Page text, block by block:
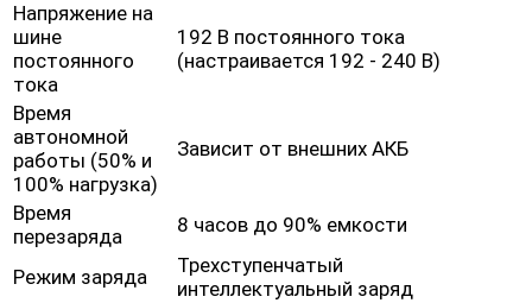
Напряжение на
шине
постоянного
тока
192 В постоянного тока
(настраивается 192 - 240 В)
Время
автономной
работы (50% и
100% нагрузка)
Зависит от внешних АКБ
Время
перезаряда
8 часов до 90% емкости
Режим заряда
Трехступенчатый
интеллектуальный заряд